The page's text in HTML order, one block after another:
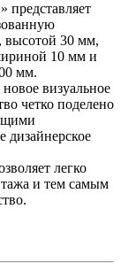
представляет
30 мм,
10 мм и
мм.
визуальное
четко поделено
дизайнерское
легко
и тем самым